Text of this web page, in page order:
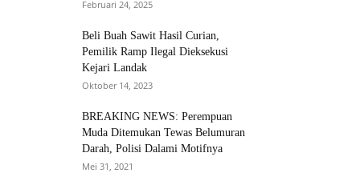
Februari 24, 2025
Beli Buah Sawit Hasil Curian,
Pemilik Ramp Ilegal Dieksekusi
Kejari Landak
Oktober 14, 2023
BREAKING NEWS: Perempuan
Muda Ditemukan Tewas Belumuran
Darah, Polisi Dalami Motifnya
Mei 31, 2021